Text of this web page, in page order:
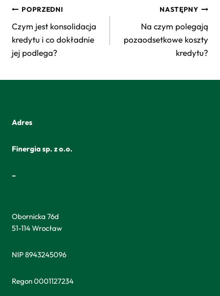
Nawigacja
wpisu
POPRZEDNI
Czym jest konsolidacja
kredytu i co dokładnie
jej podlega?
NASTĘPNY
Na czym polegają
pozaodsetkowe koszty
kredytu?
Adres
Finergia sp. z o.o.
–
Obornicka 76d
51-114 Wrocław
NIP 8943245096
Regon 0001127234